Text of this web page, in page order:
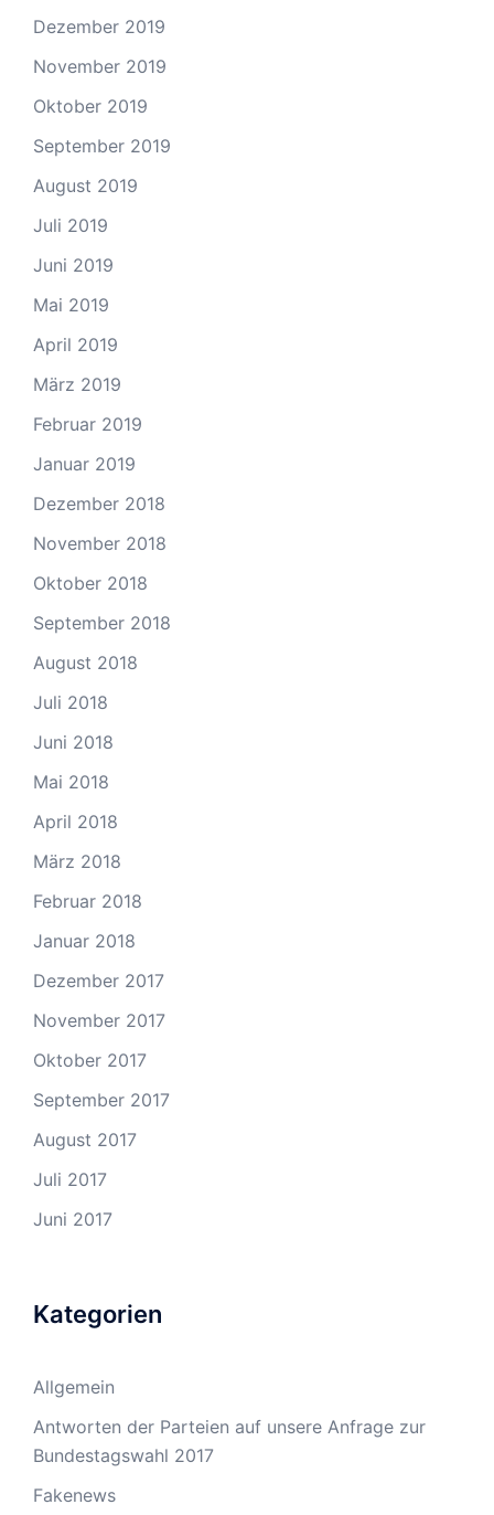
Dezember 2019
November 2019
Oktober 2019
September 2019
August 2019
Juli 2019
Juni 2019
Mai 2019
April 2019
März 2019
Februar 2019
Januar 2019
Dezember 2018
November 2018
Oktober 2018
September 2018
August 2018
Juli 2018
Juni 2018
Mai 2018
April 2018
März 2018
Februar 2018
Januar 2018
Dezember 2017
November 2017
Oktober 2017
September 2017
August 2017
Juli 2017
Juni 2017
Kategorien
Allgemein
Antworten der Parteien auf unsere Anfrage zur
Bundestagswahl 2017
Fakenews